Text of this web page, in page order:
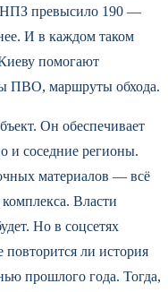
НПЗ превысило 190 —
И в каждом таком
помогают
ПВО, маршруты обхода.
Он обеспечивает
и соседние регионы.
материалов — всё
Власти
Но в соцсетях
ли история
прошлого года. Тогда,